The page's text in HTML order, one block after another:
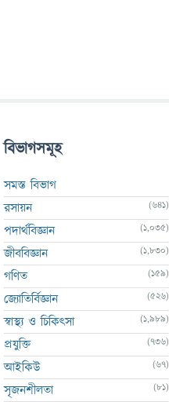
বিভাগসমূহ
সমস্ত বিভাগ
রসায়ন
(641)
পদার্থবিজ্ঞান (1,035)
জীববিজ্ঞান (1,830)
গণিত (159)
জ্যোতির্বিজ্ঞান (526)
স্বাস্থ্য ও চিকিৎসা (1,989)
প্রযুক্তি (736)
আইকিউ (67)
সৃজনশীলতা (81)